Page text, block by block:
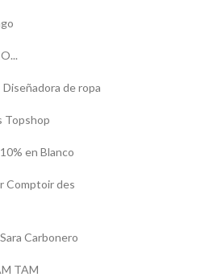
de ropa
Topshop
en Blanco
Comptoir des
Carbonero
TAM